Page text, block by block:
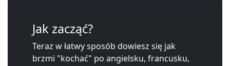
Jak zacząć?
Teraz w łatwy sposób dowiesz się jak
brzmi "kochać" po angielsku, francusku,